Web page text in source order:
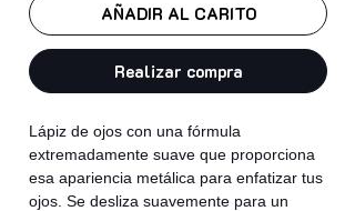
AÑADIR AL CARITO
Realizar compra
Lápiz de ojos con una fórmula
extremadamente suave que proporciona
esa apariencia metálica para enfatizar tus
ojos. Se desliza suavemente para un